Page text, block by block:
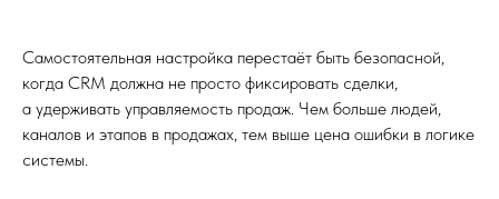
Самостоятельная настройка перестаёт быть безопасной,
когда CRM должна не просто фиксировать сделки,
а удерживать управляемость продаж. Чем больше людей,
каналов и этапов в продажах, тем выше цена ошибки в логике
системы.